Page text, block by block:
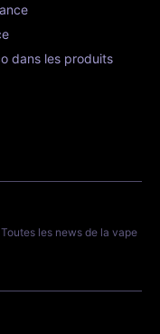
dans les produits
Toutes les news de la vape